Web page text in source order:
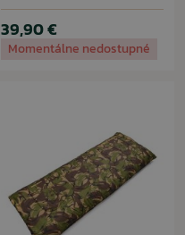
39,90 €
Momentálne nedostupné